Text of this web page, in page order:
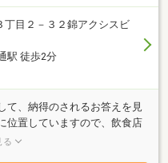
丁目２－３２錦アクシスビ
駅 徒歩2分
て、納得のされるお答えを見
位置していますので、飲食店
ョン用地の売買仲介から、事
る